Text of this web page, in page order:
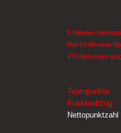
5 Minuten
Nur 63 Minuten
470 Sekunden
Teampunkte
Punkteabzug
Nettopunktzahl